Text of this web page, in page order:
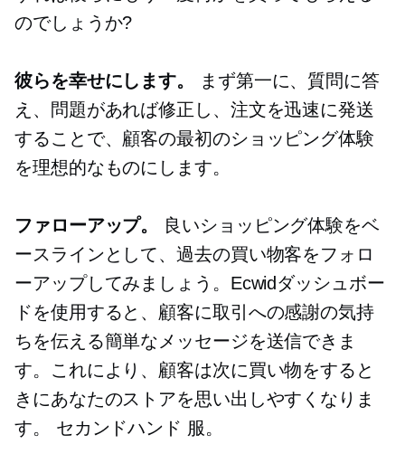
のでしょうか?
彼らを幸せにします。
まず第一に、質問に答
え、問題があれば修正し、注文を迅速に発送
することで、顧客の最初のショッピング体験
を理想的なものにします。
ファローアップ。
良いショッピング体験をベ
ースラインとして、過去の買い物客をフォロ
ーアップしてみましょう。Ecwidダッシュボー
ドを使用すると、顧客に取引への感謝の気持
ちを伝える簡単なメッセージを送信できま
す。これにより、顧客は次に買い物をすると
きにあなたのストアを思い出しやすくなりま
す。 セカンドハンド 服。